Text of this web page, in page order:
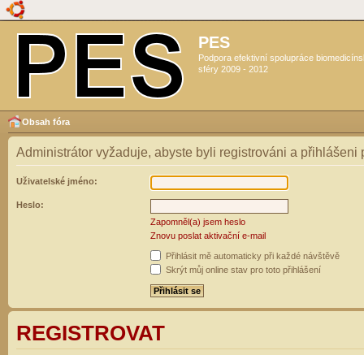
PES
Podpora efektivní spolupráce
sféry 2009 - 2012
Obsah fóra
Administrátor vyžaduje, abyste byli registrováni a přihlášeni
Uživatelské jméno:
Heslo:
Zapomněl(a) jsem heslo
Znovu poslat aktivační e-mail
Přihlásit mě automaticky při každé návštěvě
Skrýt můj online stav pro toto přihlášení
REGISTROVAT